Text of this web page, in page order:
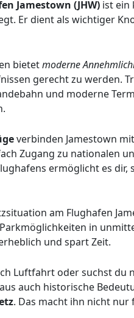
Jamestown (JHW) ist ein
Er dient als wichtiger
bietetmoderne
gerecht zu werden.
und moderne
verbinden Jamestown
Zugang zu nationalen
ermöglicht es
am Flughafen
in
und spart Zeit.
Luftfahrt oder suchst du
auch historische
. Das macht ihn nicht